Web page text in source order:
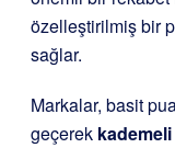
özelleştirilmiş bir
sağlar.
Markalar, basit
geçerek